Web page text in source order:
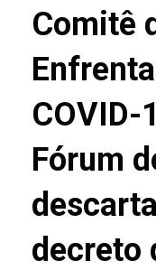
Comitê
COVID-
Fórum
decreto